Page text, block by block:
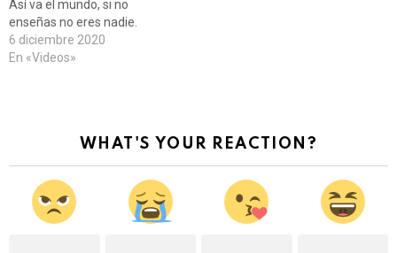
Así va el mundo, si no
enseñas no eres nadie.
6 diciembre 2020
En «Videos»
WHAT'S YOUR REACTION?